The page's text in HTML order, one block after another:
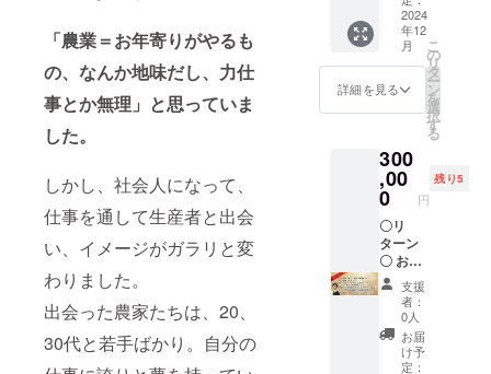
「農業＝お年寄りがやるも
の、なんか地味だし、力仕
事とか無理」と思っていま
した。
しかし、社会人になって、
仕事を通して生産者と出会
い、イメージがガラリと変
わりました。
出会った農家たちは、20、
30代と若手ばかり。自分の
手作
り、推
し農家
ローズ
ドの
ルー
プ、
OR
FBグ
ループ
にご招
待！ ⑤
石垣島
のてぃ
だぬ
ふぁー
むのボ
ゴール
予定で
す。ご
希望の
メール
スに送
信させ
す。
※④こち
らは任
意にな
りま
す。支
援時に
アカウ
ントを
お教え
下さい
※⑤は
す。支
援時に
アカウ
お教え
下さい
※⑤現地
交通
費、宿
泊費は
で手配
いただ
き、現
地集
合、現
地解散
になり
ます。
しく農
業トー
クをし
ましょ
う！）
援農体
験！ ▼
リター
ンの確
認事項
▼ 援農
地や日
数につ
いてリ
ターン
お申込
み前に
お問合
認事項
▼ ※③
の発刊
は１月
中の予
メール
アドレ
スに送
信させ
ていた
だきま
す。
※④こち
らは任
意にな
りま
す。支
援時に
物、
サービ
スにつ
いて情
報発信
しま
す！ ▼
ンにつ
いての
確認事
項▼
※③は任
意にな
りま
す。参
加ご希
望の方
はアカ
ウント
をお教
バマツ
手作
り、推
し農家
電子冊
子 （本
には登
い生産
者や、
農業
ニュー
スを特
集した
コバマ
ツ手作
り電子
雑誌！
をお届
けいた
しま
グルー
プにご
招待し
ます！
もち
ろん、
皆さん
情報発
信が可
能で
す！皆
で楽し
く農業
トーク
をしま
しょ
う！）
③番外
編手作
り電子
「フ
リーラ
ンス農
家の働
き方と
は」20
冊 ②お
メッ
セージ
③番外
編！コ
バマツ
手作
り、推
し農家
電子冊
子 （本
には登
場しな
い生産
ン本20
冊 ②ク
ローズ
ドな
facebo
okグ
ループ
LINE）
にご招
待 （コ
バマツ
が作
る、農
業情報
を交換
できる
クロー
ズドの
グルー
プにご
2024
年12
月
詳細を見る
こ
の
リ
タ
ー
ン
を
選
択
す
る
300
,00
0 円
残り5
〇リ
ターン
〇 お名
前/社名
+ ロゴ
を掲載
します
（大）
①コバ
支援
者：
0人
お届
け予
定：